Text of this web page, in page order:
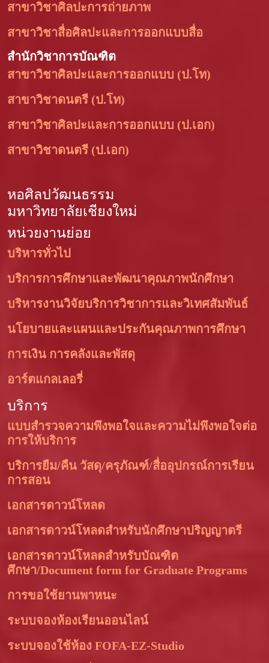
สาขาวิชาศิลปะการถ่ายภาพ
สาขาวิชาสื่อศิลปะและการออกแบบสื่อ
สำนักวิชาการบัณฑิต
สาขาวิชาศิลปะและการออกแบบ (ป.โท)
สาขาวิชาดนตรี (ป.โท)
สาขาวิชาศิลปะและการออกแบบ (ป.เอก)
สาขาวิชาดนตรี (ป.เอก)
หอศิลปวัฒนธรรม
มหาวิทยาลัยเชียงใหม่
หน่วยงานย่อย
บริหารทั่วไป
บริการการศึกษาและพัฒนาคุณภาพนักศึกษา
บริหารงานวิจัยบริการวิชาการและวิเทศสัมพันธ์
นโยบายและแผนและประกันคุณภาพการศึกษา
การเงิน การคลังและพัสดุ
อาร์ตแกลเลอรี่
บริการ
แบบสำรวจความพึงพอใจและความไม่พึงพอใจต่อ
การให้บริการ
บริการยืม/คืน วัสดุ/ครุภัณฑ์/สื่ออุปกรณ์การเรียน
การสอน
เอกสารดาวน์โหลด
เอกสารดาวน์โหลดสำหรับนักศึกษาปริญญาตรี
เอกสารดาวน์โหลดสำหรับบัณฑิต
ศึกษา/Document form for Graduate Programs
การขอใช้ยานพาหนะ
ระบบจองห้องเรียนออนไลน์
ระบบจองใช้ห้อง FOFA-EZ-Studio